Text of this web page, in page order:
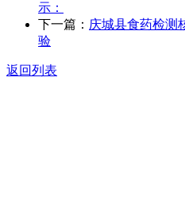
示：
下一篇： 庆城县食药检测
验
返回列表